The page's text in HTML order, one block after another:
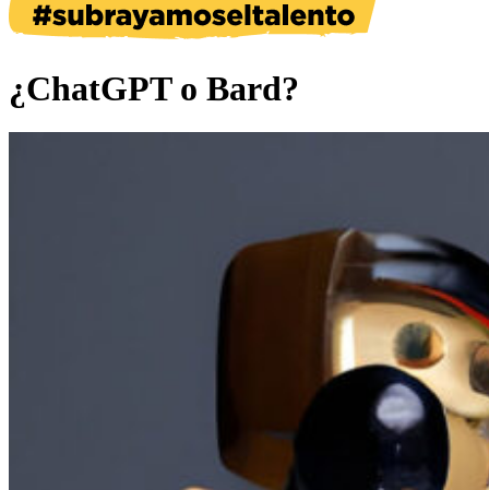
¿ChatGPT o Bard?